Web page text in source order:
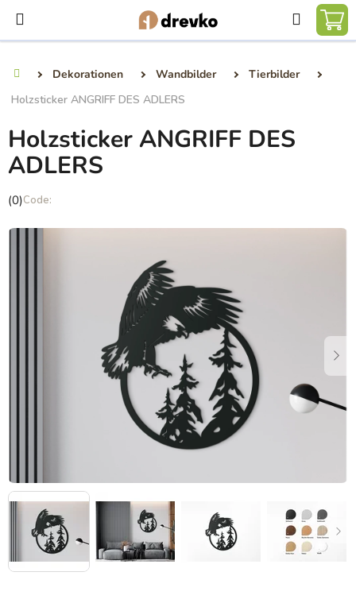
Inhalt
springen
Suchen
Dekorationen Wandbilder
Tierbilder
Holzsticker ANGRIFF DES ADLERS
Holzsticker ANGRIFF DES
ADLERS
Die
Produktbewertung
(0)